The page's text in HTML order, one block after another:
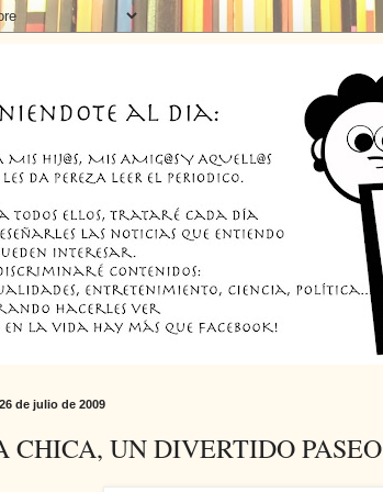
de julio de 2009
CHICA, UN DIVERTIDO PASEO